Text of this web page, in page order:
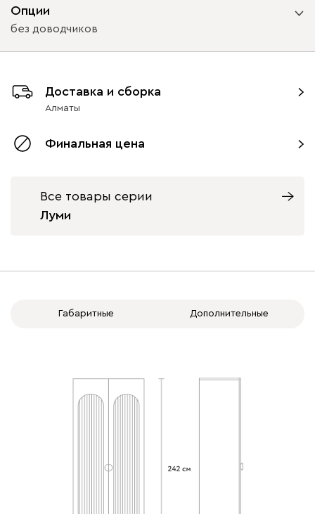
Опции
без доводчиков
с доводчиками без доводчиков
Доставка и сборка
Алматы
Финальная цена
Все товары серии
Луми
Габаритные Дополнительные